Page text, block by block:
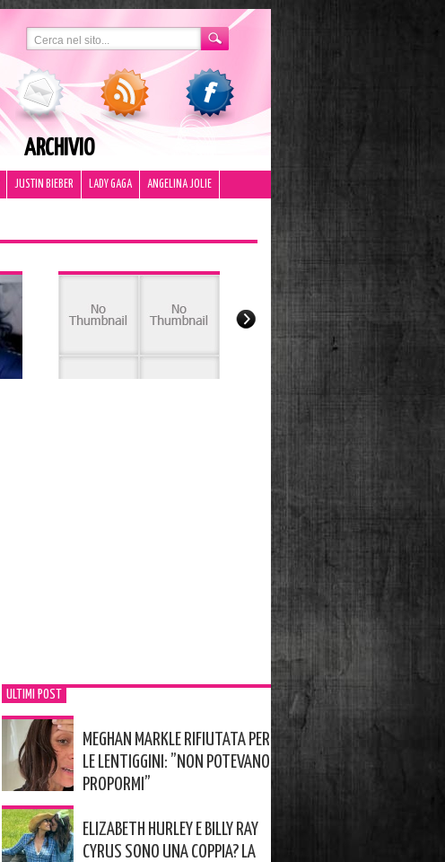
ARCHIVIO
JUSTIN BIEBER LADY GAGA ANGELINA JOLIE
ULTIMI POST
MEGHAN MARKLE RIFIUTATA PER
LE LENTIGGINI: ”NON POTEVANO
PROPORMI”
ELIZABETH HURLEY E BILLY RAY
CYRUS SONO UNA COPPIA? LA